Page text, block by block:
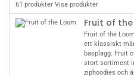
61 produkter Visa produkter
Fruit of
Fruit of the
ett klassiskt
basplagg. Fruit
stort sortiment
ziphoodies och